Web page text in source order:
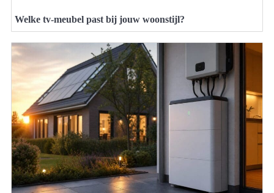
Welke tv-meubel past bij jouw woonstijl?